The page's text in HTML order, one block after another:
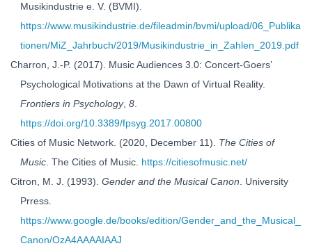
Musikindustrie e. V. (BVMI).
https://www.musikindustrie.de/fileadmin/bvmi/upload/06_Publika
tionen/MiZ_Jahrbuch/2019/Musikindustrie_in_Zahlen_2019.pdf
Charron, J.-P. (2017). Music Audiences 3.0: Concert-Goers’
Psychological Motivations at the Dawn of Virtual Reality.
Frontiers in Psychology, 8
https://doi.org/10.3389/fpsyg.2017.00800
Cities of Music Network. (2020, December 11). The Cities of
Music . The Cities of Music. https://citiesofmusic.net/
Citron, M. J. (1993). Gender and the Musical Canon . University
Prress.
https://www.google.de/books/edition/Gender_and_the_Musical_
Canon/OzA4AAAAIAAJ